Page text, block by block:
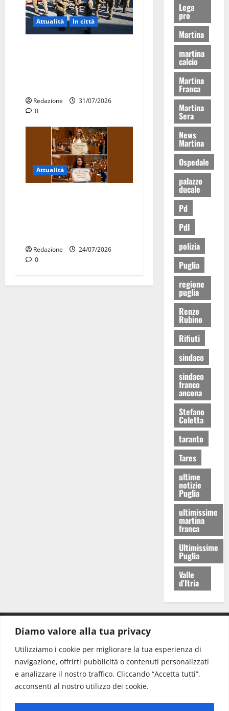
Diamo valore alla tua privacy
Utilizziamo i cookie per migliorare la tua esperienza di
navigazione, offrirti pubblicità o contenuti personalizzati
e analizzare il nostro traffico. Cliccando “Accetta tutti”,
acconsenti al nostro utilizzo dei cookie.
Attualità In città
Redazione
31/07/2026
0
Attualità
Redazione
24/07/2026
0
Lega
pro
Martina
martina
calcio
Martina
Franca
Martina
Sera
News
Martina
Ospedale
palazzo
ducale
Pd
Pdl
polizia
Puglia
regione
puglia
Renzo
Rubino
Rifiuti
sindaco
sindaco
franco
ancona
Stefano
Coletta
taranto
Tares
ultime
notizie
Puglia
ultimissime
martina
franca
Ultimissime
Puglia
Valle
d'Itria
Redazione: redazione@www.martinasera.it
Direttore:direttore@www.martinasera.it
Info & Commerciale:info@www.martinasera.it